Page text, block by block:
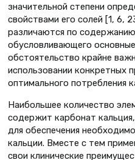
значительной степени
свойствами его солей [1, 6,
различаются по
обусловливающего
обстоятельство крайне
использовании конкретных
оптимального потребления
Наибольшее количество
содержит карбонат
для обеспечения
кальции. Вместе с тем
свои клинические